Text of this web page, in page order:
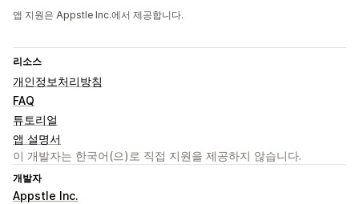
앱 지원은 Appstle Inc.에서 제공합니다.
리소스
개인정보처리방침
FAQ
튜토리얼
앱 설명서
이 개발자는 한국어(으)로 직접 지원을 제공하지 않습니다.
개발자
Appstle Inc.